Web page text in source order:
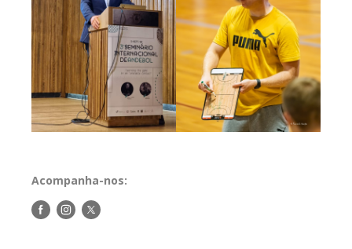
Acompanha-nos:
Siga-Siga-Siga-